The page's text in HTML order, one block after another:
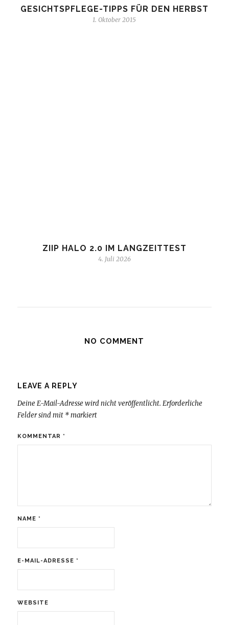
GESICHTSPFLEGE-TIPPS FÜR DEN HERBST
1. Oktober 2015
ZIIP HALO 2.0 IM LANGZEITTEST
4. Juli 2026
NO COMMENT
LEAVE A REPLY
Deine E-Mail-Adresse wird nicht veröffentlicht. Erforderliche
Felder sind mit *markiert
KOMMENTAR *
NAME *
E-MAIL-ADRESSE *
WEBSITE